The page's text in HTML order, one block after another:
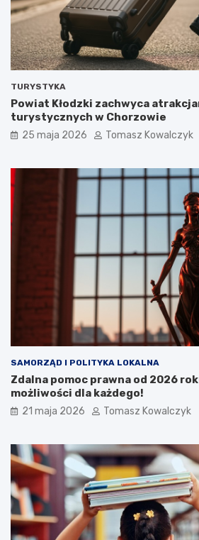
TURYSTYKA
Powiat Kłodzki zachwyca
turystycznych w Chorzowie
25 maja 2026 Tomasz Kowalczyk
SAMORZĄD I POLITYKA LOKALNA
Zdalna pomoc prawna od 2026
możliwości dla każdego!
21 maja 2026 Tomasz Kowalczyk